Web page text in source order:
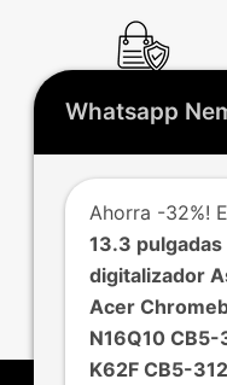
Garantía
Compras
Whatsapp
Ahorra -32%!
13.3
digitalizador
Acer
N16Q10
K62F CB5-